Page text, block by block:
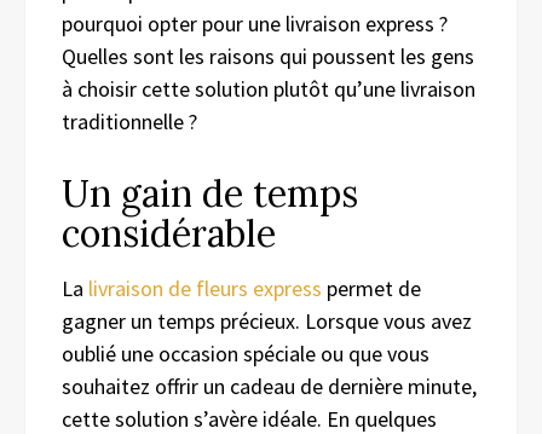
pourquoi opter pour une livraison express ?
Quelles sont les raisons qui poussent les gens
à choisir cette solution plutôt qu’une livraison
traditionnelle ?
Un gain de temps
considérable
La livraison de fleurs express permet de
gagner un temps précieux. Lorsque vous avez
oublié une occasion spéciale ou que vous
souhaitez offrir un cadeau de dernière minute,
cette solution s’avère idéale. En quelques